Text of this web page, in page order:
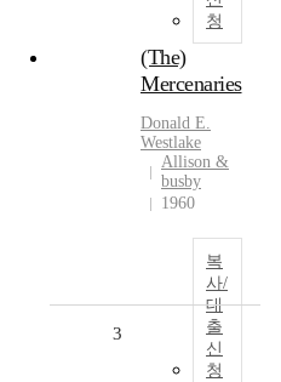
청
(The)
Mercenaries
Donald E.
Westlake
Allison &
busby
1960
복
사/
대
출
신
청
3